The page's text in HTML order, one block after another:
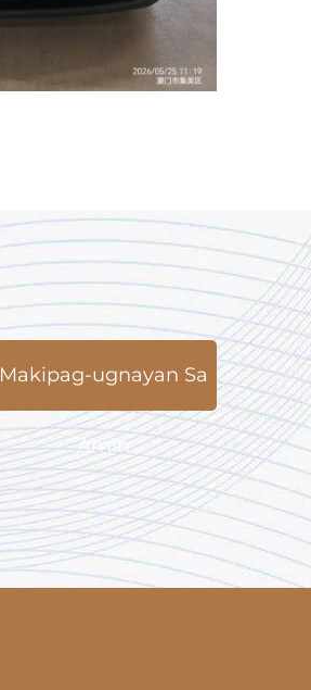
Makipag-ugnayan Sa
Amin